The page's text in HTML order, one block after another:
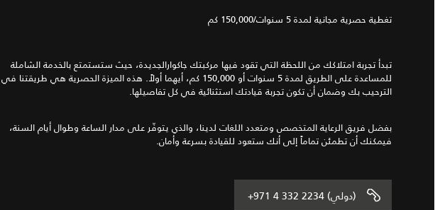
تغطية حصرية مجانية لمدة 5 سنوات/150,000 كم
تبدأ تجربة امتلاكك من اللحظة التي تقود فيها مركبتك جاكوارالجديدة، حيث ستستمتع بالخدمة الشاملة
للمساعدة على الطريق لمدة 5 سنوات أو 150,000 كم، أيهما أولاً. هذه الميزة الحصرية هي طريقتنا في
الترحيب بك وضمان أن تكون تجربة قيادتك استثنائية في كل تفاصيلها.
بفضل فريق الرعاية المتخصص ومتعدد اللغات لدينا، والذي يتوفّر على مدار الساعة وطوال أيام السنة،
فيمكنك أن تطمئن تماماً إلى أنك ستعود للقيادة بسرعة وأمان.
+971 4 332 2234 (دولي)